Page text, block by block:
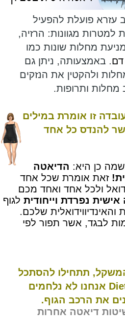
עזרא פועלת להפעיל
למטרות מגוונות: הרזיה,
מחלות שונות כמו
דם. באמצעותה, ניתן גם
ולהקטין את הנזקים
מחלות ותרופות.
זו אומרת במילים
להנדס כל אחד
הדיאטה
זאת אומרת שכל אחד
ולכל אחד ואחד מכם
נפרדת וייחודית לגוף
שלכם.
לבגד, אשר תפור לפי
תתחילו להסתכל
במראה. בשיטת Diet2All אנחנו לא נלחמים
את הרכב הגוף.
דיאטה אחרות